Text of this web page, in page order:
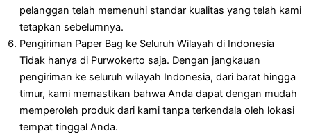
pelanggan telah memenuhi standar kualitas yang telah kami
tetapkan sebelumnya.
Pengiriman Paper Bag ke Seluruh Wilayah di Indonesia
Tidak hanya di Purwokerto saja. Dengan jangkauan
pengiriman ke seluruh wilayah Indonesia, dari barat hingga
timur, kami memastikan bahwa Anda dapat dengan mudah
memperoleh produk dari kami tanpa terkendala oleh lokasi
tempat tinggal Anda.